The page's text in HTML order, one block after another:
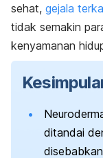
sehat, gejala
tidak semakin
kenyamanan
ditandai